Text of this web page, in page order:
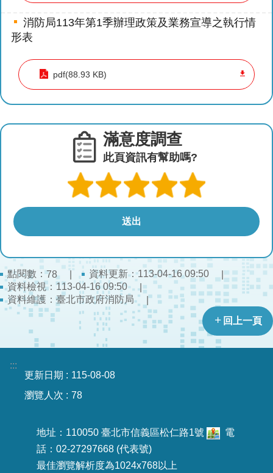
載
專
區
民
力
園
地
開
公
公
開
專
區
統
計
料
消防局113年第1季辦理政策及業務宣導之執行情
形表
pdf(88.93 KB)
滿意度調查
此頁資訊有幫助嗎?
點閱數：78
資料更新：113-04-16 09:50
資料檢視：113-04-16 09:50
資料維護：臺北市政府消防局
回上一頁
:::
更新日期
115-08-08
瀏覽人次
78
地址：110050 臺北市信義區松仁路1號
電
話：02-27297668 (代表號)
最佳瀏覽解析度為1024x768以上